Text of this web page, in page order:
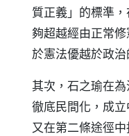
質正義」的標準
夠超越經由正常
於憲法優越於政
其次，石之瑜在
徹底民間化，成
又在第二條途徑